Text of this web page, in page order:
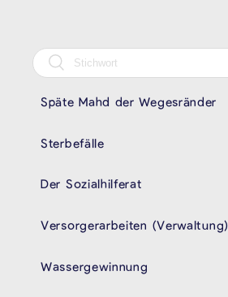
Späte Mahd der Wegesränder
Sterbefälle
Der Sozialhilferat
Versorgerarbeiten (Verwaltung)
Wassergewinnung